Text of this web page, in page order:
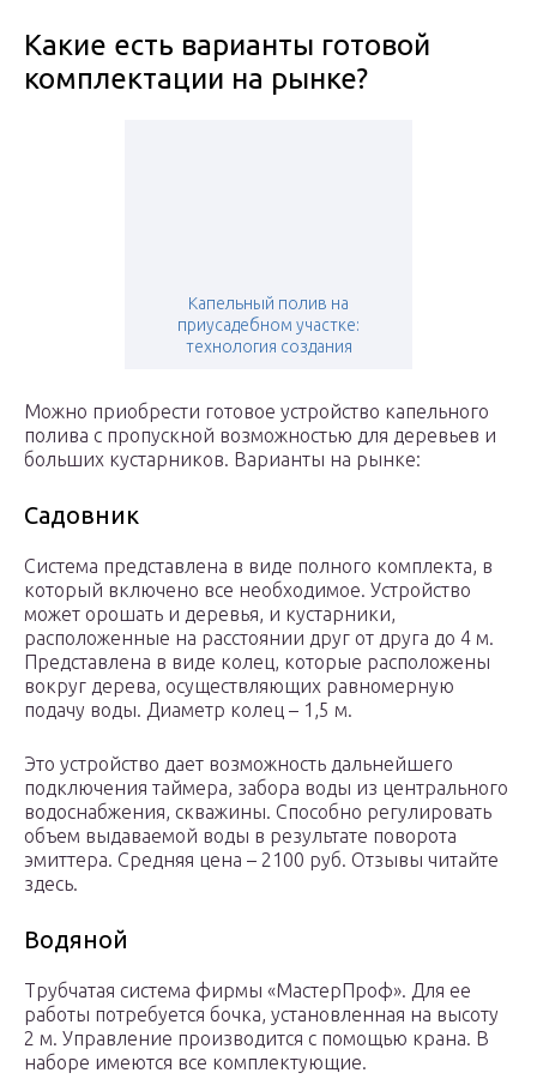
Какие есть варианты готовой
комплектации на рынке?
Капельный полив на
приусадебном участке:
технология создания
Можно приобрести готовое устройство капельного
полива с пропускной возможностью для деревьев и
больших кустарников. Варианты на рынке:
Садовник
Система представлена в виде полного комплекта, в
который включено все необходимое. Устройство
может орошать и деревья, и кустарники,
расположенные на расстоянии друг от друга до 4 м.
Представлена в виде колец, которые расположены
вокруг дерева, осуществляющих равномерную
подачу воды. Диаметр колец – 1,5 м.
Это устройство дает возможность дальнейшего
подключения таймера, забора воды из центрального
водоснабжения, скважины. Способно регулировать
объем выдаваемой воды в результате поворота
эмиттера. Средняя цена – 2100 руб. Отзывы читайте
здесь.
Водяной
Трубчатая система фирмы «МастерПроф». Для ее
работы потребуется бочка, установленная на высоту
2 м. Управление производится с помощью крана. В
наборе имеются все комплектующие.